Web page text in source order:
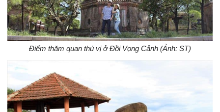
Điểm thăm quan thú vị ở Đồi Vọng Cảnh (Ảnh: ST)